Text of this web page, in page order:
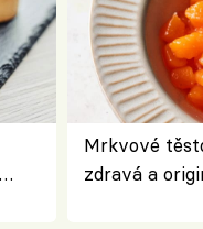
Mrkvové
zdravá a